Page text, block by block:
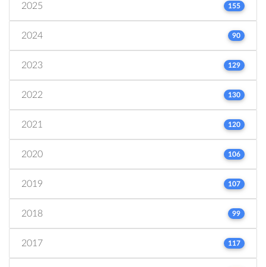
2025 155
2024 90
2023 129
2022 130
2021 120
2020 106
2019 107
2018 99
2017 117